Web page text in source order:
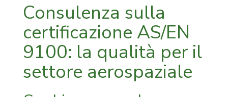
FSC
legno
Consulenza sulla
certificazione AS/EN
9100: la qualità per il
settore aerospaziale